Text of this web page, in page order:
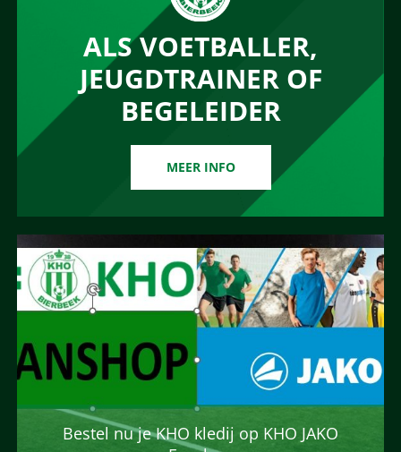
ALS VOETBALLER,
JEUGDTRAINER OF
BEGELEIDER
MEER INFO
Bestel nu je KHO kledij op KHO JAKO